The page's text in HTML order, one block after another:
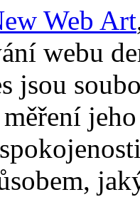
Web Art
webu
jsou